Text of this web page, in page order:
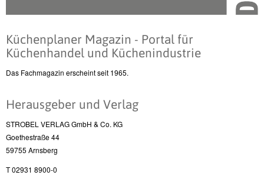
Küchenplaner Magazin - Portal für
Küchenhandel und Küchenindustrie
Das Fachmagazin erscheint seit 1965.
Herausgeber und Verlag
STROBEL VERLAG GmbH & Co. KG
Goethestraße 44
59755 Arnsberg
T 02931 8900-0